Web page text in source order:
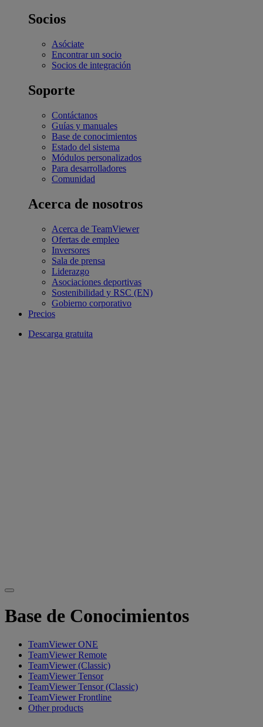
Socios
Asóciate
Encontrar un socio
Socios de integración
Soporte
Contáctanos
Guías y manuales
Base de conocimientos
Estado del sistema
Módulos personalizados
Para desarrolladores
Comunidad
Acerca de nosotros
Acerca de TeamViewer
Ofertas de empleo
Inversores
Sala de prensa
Liderazgo
Asociaciones deportivas
Sostenibilidad y RSC (EN)
Gobierno corporativo
Precios
Descarga gratuita
Base de Conocimientos
TeamViewer ONE
TeamViewer Remote
TeamViewer (Classic)
TeamViewer Tensor
TeamViewer Tensor (Classic)
TeamViewer Frontline
Other products